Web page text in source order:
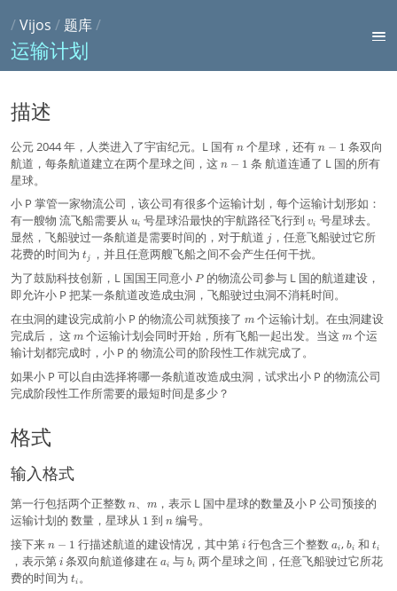
/Vijos / 题库/
运输计划
描述
公元 2044 年，人类进入了宇宙纪元。L 国有n
n 个星球，还有n
-
n − 1 条双向
航道，每条航道建立在两个星球之间，这n
n − 1 条 航道连通了 L 国的所有
星球。
小 P 掌管一家物流公司，该公司有很多个运输计划，每个运输计划形如：
有一艘物 流飞船需要从u
_
i
ui 号星球沿最快的宇航路径飞行到v
_
vi 号星球去。
显然，飞船驶过一条航道是需要时间的，对于航道 jj ，任意飞船驶过它所
花费的时间为t
_
j
tj
，并且任意两艘飞船之间不会产生任何干扰。
为了鼓励科技创新，L 国国王同意小P
P的物流公司参与 L 国的航道建设，
即允许小 P 把某一条航道改造成虫洞，飞船驶过虫洞不消耗时间。
在虫洞的建设完成前小 P 的物流公司就预接了m
m 个运输计划。在虫洞建设
完成后， 这m
m 个运输计划会同时开始，所有飞船一起出发。当这m
m 个运
输计划都完成时，小 P 的 物流公司的阶段性工作就完成了。
如果小 P 可以自由选择将哪一条航道改造成虫洞，试求出小 P 的物流公司
完成阶段性工作所需要的最短时间是多少？
格式
输入格式
第一行包括两个正整数n
n、m
m ，表示 L 国中星球的数量及小 P 公司预接的
运输计划的 数量，星球从 11 到n
n 编号。
接下来n
-
1
n − 1 行描述航道的建设情况，其中第 ii行包含三个整数 a
_
i
ai,b
_
i
bi 和 t
_
i
ti
，表示第ii 条双向航道修建在a
ai 与b
bi 两个星球之间，任意飞船驶过它所花
费的时间为t
ti 。